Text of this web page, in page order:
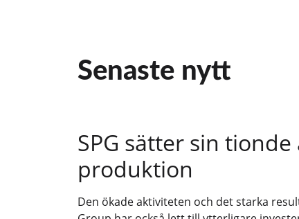
Senaste nytt
SPG sätter sin
produktion
Den ökade aktiviteten och det starka